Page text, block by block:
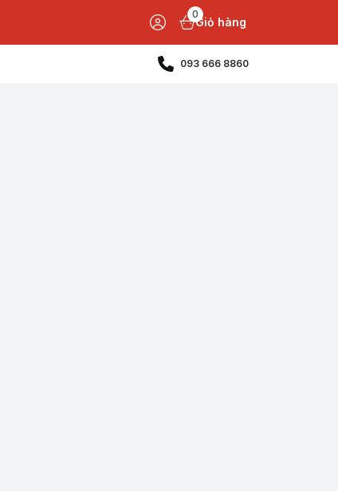
0
Giỏ hàng
093 666 8860